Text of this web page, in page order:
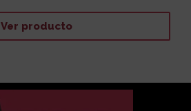
Ver producto